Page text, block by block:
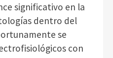
significativo en la
dentro del
se
con